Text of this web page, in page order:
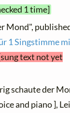
1 time]
Mond",
1 Singstimme
text not yet
schaute der
and piano ],